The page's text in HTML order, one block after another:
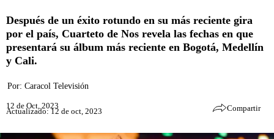
Después de un éxito rotundo en su más reciente gira
por el país, Cuarteto de Nos revela las fechas en que
presentará su álbum más reciente en Bogotá, Medellín
y Cali.
Por: Caracol Televisión
12 de Oct, 2023
Actualizado: 12 de oct, 2023 Compartir